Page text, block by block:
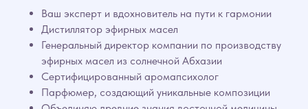
Ваш эксперт и вдохновитель на пути к гармонии
Дистиллятор эфирных масел
Генеральный директор компании по производству
эфирных масел из солнечной Абхазии
Сертифицированный аромапсихолог
Парфюмер, создающий уникальные композиции